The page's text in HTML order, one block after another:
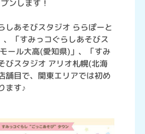
ンします！
しあそびスタジオ ららぽーと
、「すみっコぐらしあそびス
ール大高(愛知県)」、「すみ
びスタジオ アリオ札幌(北海
舗目で、関東エリアでは初め
ます♪